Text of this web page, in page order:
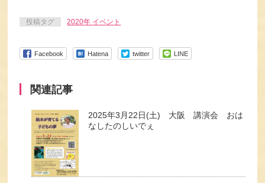
投稿タグ 2020年 イベント
Facebook Hatena twitter LINE
関連記事
2025年3月22日(土) 大阪 講演会 おは
なしたのしいでぇ